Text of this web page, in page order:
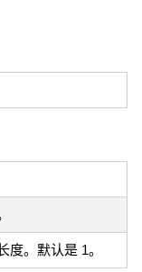
度。默认是 1。